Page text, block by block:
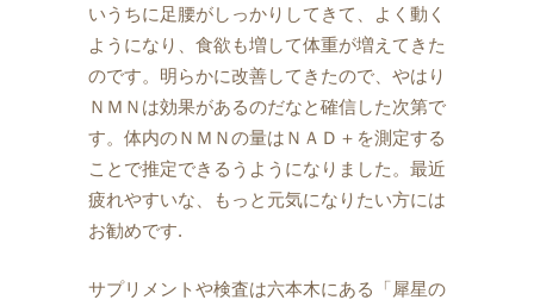
いうちに足腰がしっかりしてきて、よく動く
ようになり、食欲も増して体重が増えてきた
のです。明らかに改善してきたので、やはり
ＮＭＮは効果があるのだなと確信した次第で
す。体内のＮＭＮの量はＮＡＤ＋を測定する
ことで推定できるうようになりました。最近
疲れやすいな、もっと元気になりたい方には
お勧めです.
サプリメントや検査は六本木にある「犀星の